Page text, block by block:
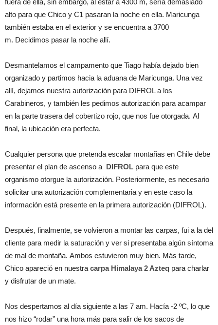
fuera de ella, sin embargo, al estar a 4300 m, sería demasiado
alto para que Chico y C1 pasaran la noche en ella. Maricunga
también estaba en el exterior y se encuentra a 3700
m. Decidimos pasar la noche allí.
Desmantelamos el campamento que Tiago había dejado bien
organizado y partimos hacia la aduana de Maricunga. Una vez
allí, dejamos nuestra autorización para DIFROL a los
Carabineros, y también les pedimos autorización para acampar
en la parte trasera del cobertizo rojo, que nos fue otorgada. Al
final, la ubicación era perfecta.
Cualquier persona que pretenda escalar montañas en Chile debe
presentar el plan de ascenso a DIFROL para que este
organismo otorgue la autorización. Posteriormente, es necesario
solicitar una autorización complementaria y en este caso la
información está presente en la primera autorización (DIFROL).
Después, finalmente, se volvieron a montar las carpas, fui a la del
cliente para medir la saturación y ver si presentaba algún síntoma
de mal de montaña. Ambos estuvieron muy bien. Más tarde,
Chico apareció en nuestra carpa Himalaya 2 Azteq para charlar
y disfrutar de un mate.
Nos despertamos al día siguiente a las 7 am. Hacía -2 ºC, lo que
nos hizo “rodar” una hora más para salir de los sacos de